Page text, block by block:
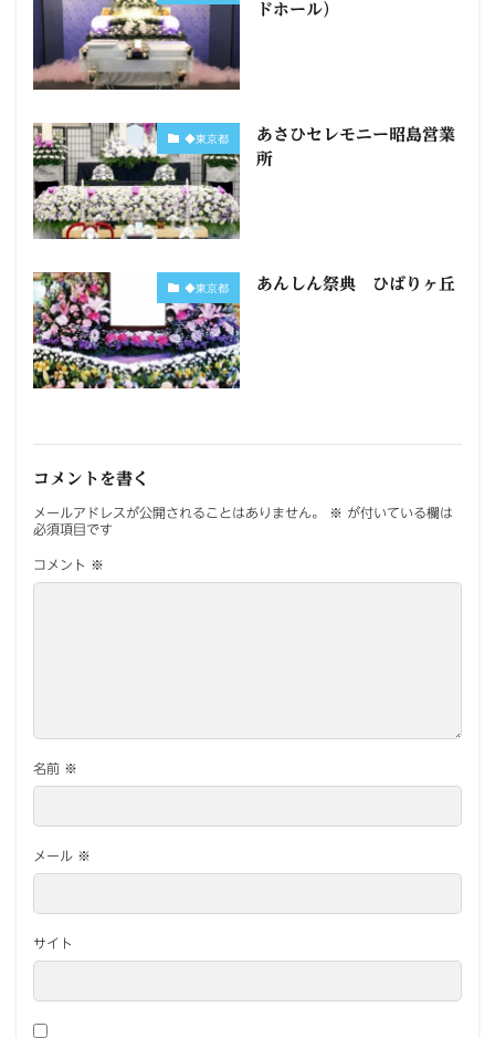
ドホール）
◆東京都
あさひセレモニー昭島営業
所
◆東京都 あんしん祭典 ひばりヶ丘
コメントを書く
メールアドレスが公開されることはありません。 ※ が付いている欄は
必須項目です
コメント ※
名前 ※
メール ※
サイト